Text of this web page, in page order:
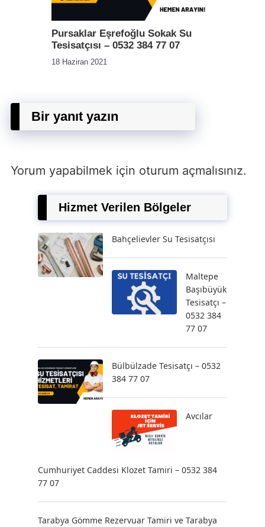
Pursaklar Eşrefoğlu Sokak Su
Tesisatçısı – 0532 384 77 07
18 Haziran 2021
Bir yanıt yazın
Yorum yapabilmek için oturum açmalısınız.
Hizmet Verilen Bölgeler
Bahçelievler Su Tesisatçısı
Maltepe
Başıbüyük
Tesisatçı –
0532 384
77 07
Bülbülzade Tesisatçı – 0532
384 77 07
Avcılar
Cumhuriyet Caddesi Klozet Tamiri – 0532 384
77 07
Tarabya Gömme Rezervuar Tamiri ve Tarabya